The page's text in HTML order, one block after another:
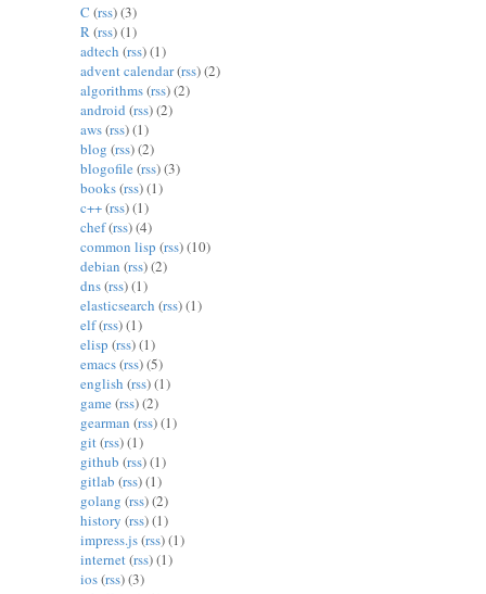
C (rss) (3)
R(rss) (1)
adtech (rss) (1)
advent calendar(rss) (2)
algorithms(rss) (2)
android (rss) (2)
aws(rss) (1)
blog (rss) (2)
blogofile (rss) (3)
books(rss) (1)
c++(rss) (1)
chef(rss) (4)
common lisp (rss) (10)
debian (rss) (2)
dns(rss) (1)
elasticsearch (rss) (1)
elf(rss) (1)
elisp (rss) (1)
emacs(rss) (5)
english (rss) (1)
game (rss) (2)
gearman (rss) (1)
git(rss) (1)
github (rss) (1)
gitlab (rss) (1)
golang (rss) (2)
history (rss) (1)
impress.js(rss) (1)
internet(rss) (1)
ios(rss) (3)